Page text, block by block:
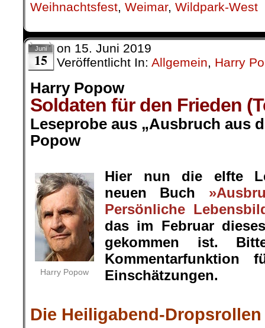
Weihnachtsfest, Weimar, Wildpark-West
Juni
15
on 15. Juni 2019
Veröffentlicht In: Allgemein, Harry
Harry Popow
Soldaten für den Frieden
Leseprobe aus „Ausbruch aus
Popow
Harry Popow
Hier nun die elfte
neuen Buch
Persönliche
das im Februar
gekommen ist.
Einschätzungen.
Die Heiligabend-Dropsrollen